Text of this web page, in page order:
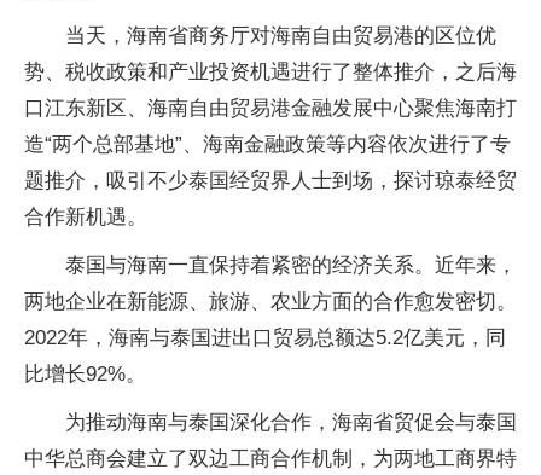
当天，海南省商务厅对海南自由贸易港的区位优
势、税收政策和产业投资机遇进行了整体推介，之后海
口江东新区、海南自由贸易港金融发展中心聚焦海南打
造“两个总部基地”、海南金融政策等内容依次进行了专
题推介，吸引不少泰国经贸界人士到场，探讨琼泰经贸
合作新机遇。
泰国与海南一直保持着紧密的经济关系。近年来，
两地企业在新能源、旅游、农业方面的合作愈发密切。
2022年，海南与泰国进出口贸易总额达5.2亿美元，同
比增长92%。
为推动海南与泰国深化合作，海南省贸促会与泰国
中华总商会建立了双边工商合作机制，为两地工商界特